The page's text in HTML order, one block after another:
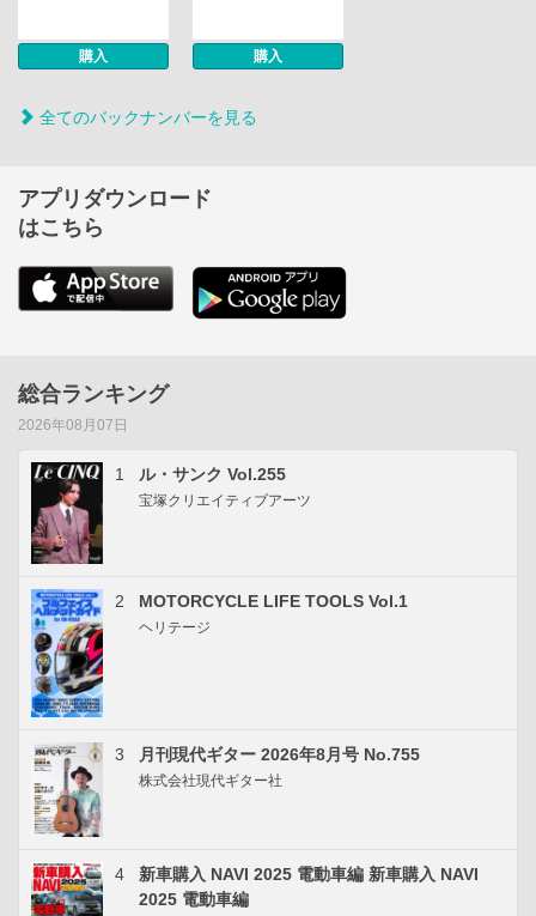
購入 購入
全てのバックナンバーを見る
アプリダウンロード
はこちら
総合ランキング
2026年08月07日
1 ル・サンク Vol.255
宝塚クリエイティブアーツ
2 MOTORCYCLE LIFE TOOLS Vol.1
ヘリテージ
3 月刊現代ギター 2026年8月号 No.755
株式会社現代ギター社
4
新車購入 NAVI 2025 電動車編 新車購入 NAVI
2025 電動車編